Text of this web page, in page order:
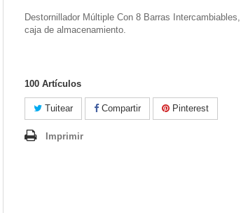
Destornillador Múltiple Con 8 Barras
caja de almacenamiento.
100 Artículos
Tuitear Compartir Pinterest
Imprimir